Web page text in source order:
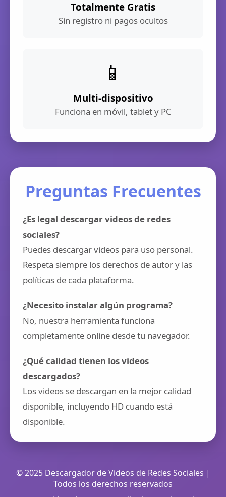
Totalmente Gratis
Sin registro ni pagos ocultos
📱
Multi-dispositivo
Funciona en móvil, tablet y PC
Preguntas Frecuentes
¿Es legal descargar videos de redes
sociales?
Puedes descargar videos para uso personal.
Respeta siempre los derechos de autor y las
políticas de cada plataforma.
¿Necesito instalar algún programa?
No, nuestra herramienta funciona
completamente online desde tu navegador.
¿Qué calidad tienen los videos
descargados?
Los videos se descargan en la mejor calidad
disponible, incluyendo HD cuando está
disponible.
© 2025 Descargador de Videos de Redes Sociales |
Todos los derechos reservados